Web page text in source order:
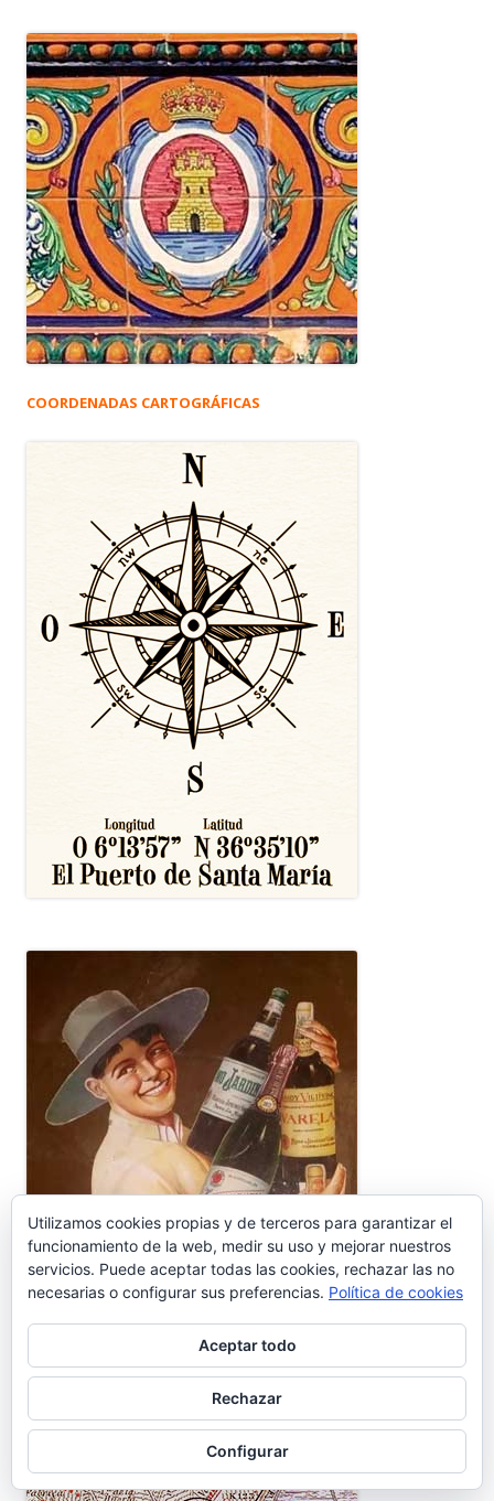
COORDENADAS CARTOGRÁFICAS
Utilizamos cookies propias y de terceros para garantizar el
funcionamiento de la web, medir su uso y mejorar nuestros
servicios. Puede aceptar todas las cookies, rechazar las no
necesarias o configurar sus preferencias. Política de cookies
Aceptar todo
Rechazar
Configurar